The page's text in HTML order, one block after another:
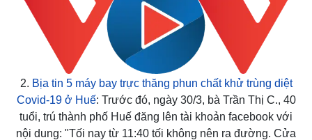
2. Bịa tin 5 máy bay trực thăng phun chất khử trùng diệt
Covid-19 ở Huế: Trước đó, ngày 30/3, bà Trần Thị C., 40
tuổi, trú thành phố Huế đăng lên tài khoản facebook với
nội dung: "Tối nay từ 11:40 tối không nên ra đường. Cửa